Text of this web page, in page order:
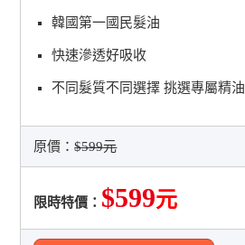
韓國第一國民髮油
快速滲透好吸收
不同髮質不同選擇 挑選專屬精油
原價：$599元
限時特價： $599元